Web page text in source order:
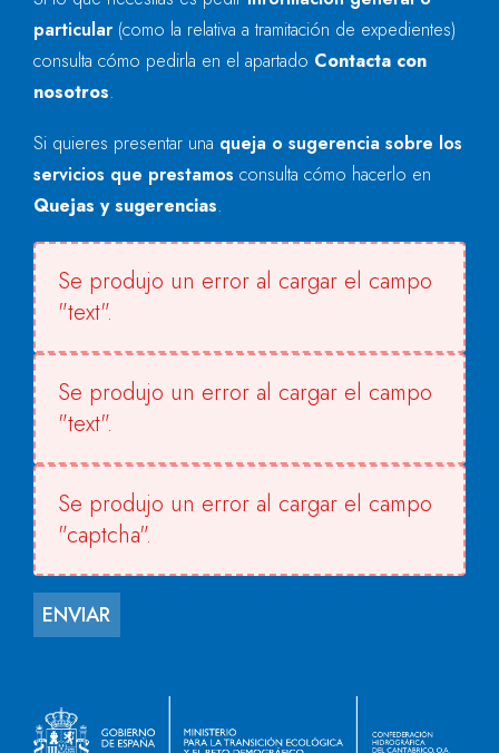
particular (como la relativa a tramitación de expedientes)
consulta cómo pedirla en el apartado Contacta con
nosotros.
Si quieres presentar una queja o sugerencia sobre los
servicios que prestamos consulta cómo hacerlo en
Quejas y sugerencias.
Se produjo un error al cargar el campo
"text".
Se produjo un error al cargar el campo
"text".
Se produjo un error al cargar el campo
"captcha".
ENVIAR